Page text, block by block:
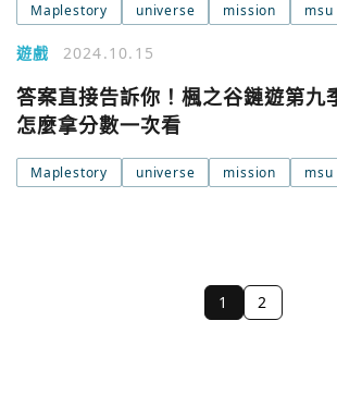
Maplestory universe mission msu
遊戲 2024.10.15
答案直接告訴你！楓之谷鏈遊第九
怎麼拿分數一次看
Maplestory universe mission msu
1 2